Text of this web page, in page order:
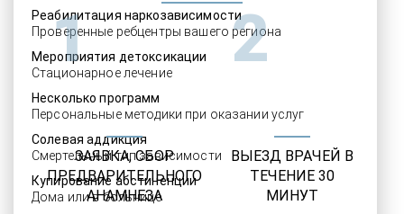
Реабилитация наркозависимости
Проверенные ребцентры вашего региона
Мероприятия детоксикации
Стационарное лечение
Несколько программ
Персональные методики при оказании услуг
Солевая аддикция
Смертельный тип зависимости
Купирование абстиненции
Дома или в больнице
1
ЗАЯВКА, СБОР
ПРЕДВАРИТЕЛЬНОГО
АНАМНЕЗА
2
ВЫЕЗД ВРАЧЕЙ В
ТЕЧЕНИЕ 30
МИНУТ